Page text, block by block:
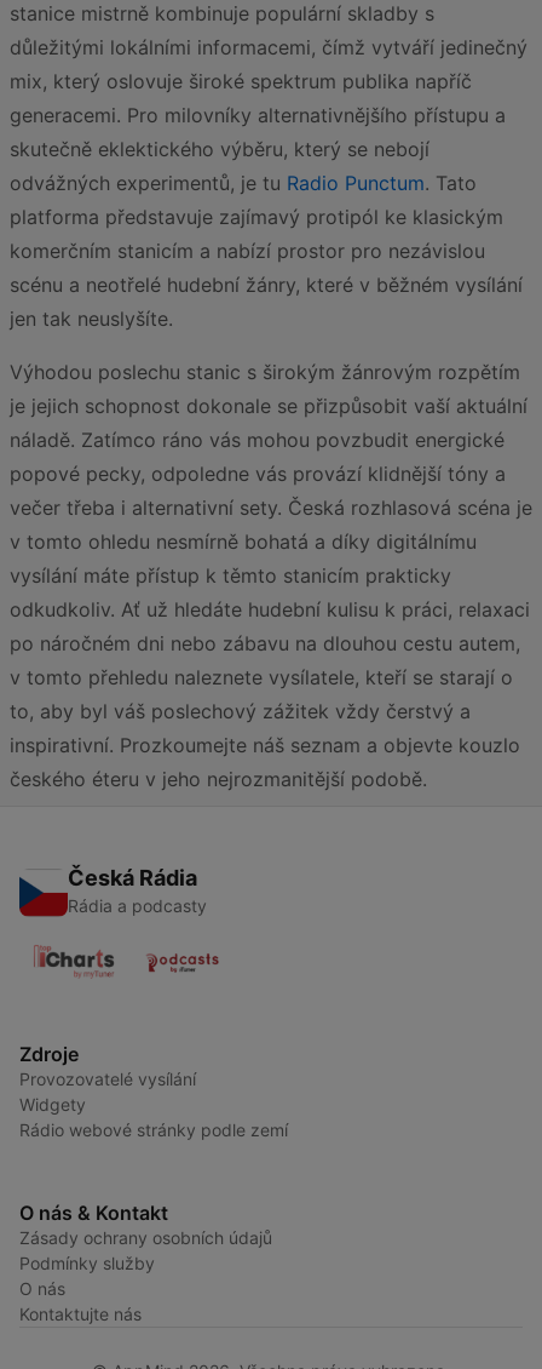
stanice mistrně kombinuje populární skladby s
důležitými lokálními informacemi, čímž vytváří jedinečný
mix, který oslovuje široké spektrum publika napříč
generacemi. Pro milovníky alternativnějšího přístupu a
skutečně eklektického výběru, který se nebojí
odvážných experimentů, je tu Radio Punctum. Tato
platforma představuje zajímavý protipól ke klasickým
komerčním stanicím a nabízí prostor pro nezávislou
scénu a neotřelé hudební žánry, které v běžném vysílání
jen tak neuslyšíte.
Výhodou poslechu stanic s širokým žánrovým rozpětím
je jejich schopnost dokonale se přizpůsobit vaší aktuální
náladě. Zatímco ráno vás mohou povzbudit energické
popové pecky, odpoledne vás provází klidnější tóny a
večer třeba i alternativní sety. Česká rozhlasová scéna je
v tomto ohledu nesmírně bohatá a díky digitálnímu
vysílání máte přístup k těmto stanicím prakticky
odkudkoliv. Ať už hledáte hudební kulisu k práci, relaxaci
po náročném dni nebo zábavu na dlouhou cestu autem,
v tomto přehledu naleznete vysílatele, kteří se starají o
to, aby byl váš poslechový zážitek vždy čerstvý a
inspirativní. Prozkoumejte náš seznam a objevte kouzlo
českého éteru v jeho nejrozmanitější podobě.
Česká Rádia
Rádia a podcasty
Zdroje
Provozovatelé vysílání
Widgety
Rádio webové stránky podle zemí
O nás & Kontakt
Zásady ochrany osobních údajů
Podmínky služby
O nás
Kontaktujte nás